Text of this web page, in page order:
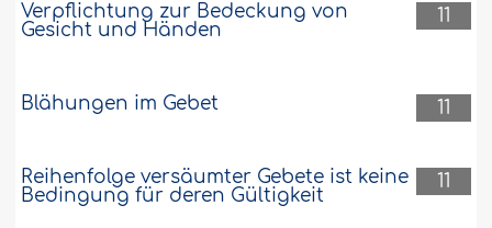
17633 12-6-2012
11
Verpflichtung zur Bedeckung von
Gesicht und Händen
11
Blähungen im Gebet
11
Reihenfolge versäumter Gebete ist keine
Bedingung für deren Gültigkeit